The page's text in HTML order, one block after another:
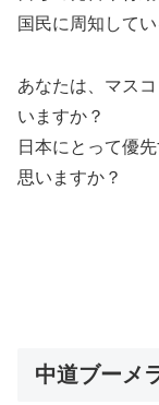
国民に周知して
あなたは、マス
いますか？
日本にとって優
思いますか？
中道ブーメ